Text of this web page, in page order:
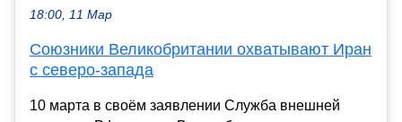
18:00, 11 Мар
Союзники Великобритании охватывают Иран
с северо-запада
10 марта в своём заявлении Служба внешней